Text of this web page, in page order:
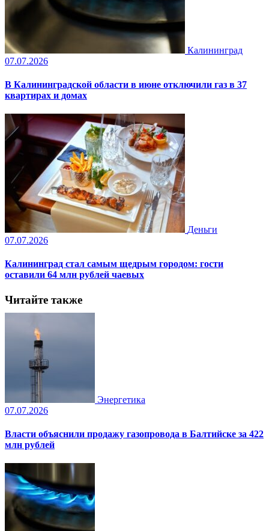
Калининград
07.07.2026
В Калининградской области в июне отключили газ в 37
квартирах и домах
Деньги
07.07.2026
Калининград стал самым щедрым городом: гости
оставили 64 млн рублей чаевых
Читайте также
Энергетика
07.07.2026
Власти объяснили продажу газопровода в Балтийске за 422
млн рублей